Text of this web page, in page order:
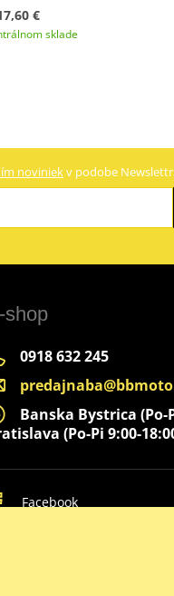
€
sklade
noviniekv podobe
shop
0918 632 245
Banska Bystrica (Po-
(Po-Pi 9:00-
Facebook